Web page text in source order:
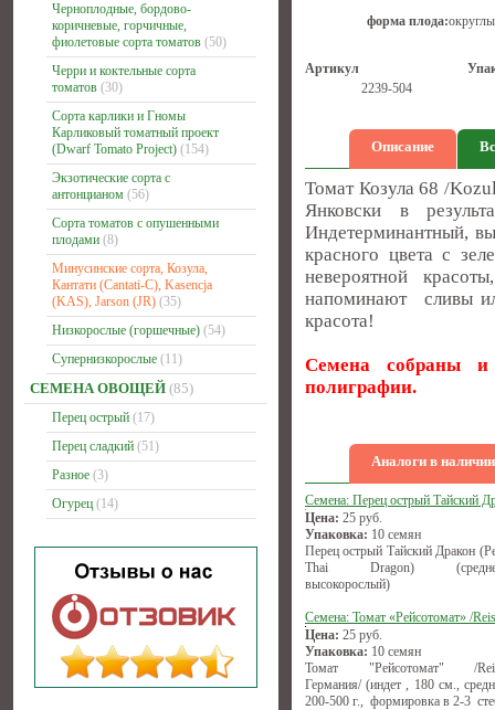
Черноплодные, бордово-
коричневые, горчичные,
фиолетовые сорта томатов (50)
Черри и коктельные сорта
томатов (30)
Сорта карлики и Гномы
Карликовый томатный проект
(Dwarf Tomato Project) (154)
Экзотические сорта с
антонцианом (56)
Сорта томатов с опушенными
плодами (8)
Минусинские сорта, Козула,
Кантати (Cantati-C), Kasencja
(KAS), Jarson (JR) (35)
Низкорослые (горшечные) (54)
Супернизкорослые (11)
СЕМЕНА ОВОЩЕЙ (85)
Перец острый (17)
Перец сладкий (51)
Разное (3)
Огурец (14)
форма плода:
Артикул
2239-504
Описание
Томат Козула 68 /
Янковски в
Индетерминантный,
красного цвета с
невероятной
напоминают сливы
красота!
Семена собраны и
полиграфии.
Аналоги в
Семена: Перец острый Тайский
Цена: 25 руб.
Упаковка: 10 семян
Перец острый Тайский Дракон
Thai Dragon)
высокорослый)
Семена: Томат «Рейсотомат» /
Цена: 25 руб.
Упаковка: 10 семян
Томат "Рейсотомат" /
Германия/ (индет , 180 см.,
200-500 г., формировка в 2-3